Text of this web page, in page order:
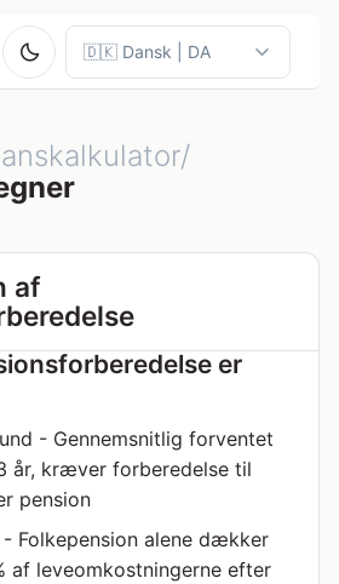
af
er
- Gennemsnitlig forventet
år, kræver forberedelse til
pension
- Folkepension alene dækker
af leveomkostningerne efter